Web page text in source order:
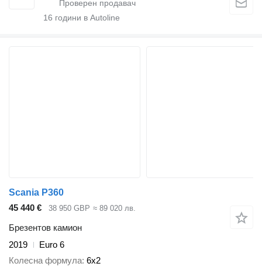
16 години в Autoline
Scania P360
45 440 €
38 950 GBP ≈ 89 020 лв.
Брезентов камион
2019
Euro 6
Колесна формула 6x2